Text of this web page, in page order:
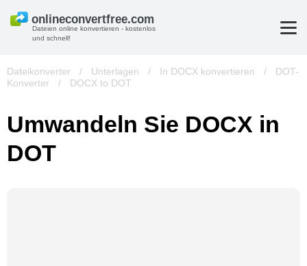
Dateien online konvertieren - kostenlos
und schnell!
Dateikonverter / Unterlagen / In DOCX konvertieren /
DOT-
Konverter
/ DOCX to DOT
Umwandeln Sie DOCX in
DOT